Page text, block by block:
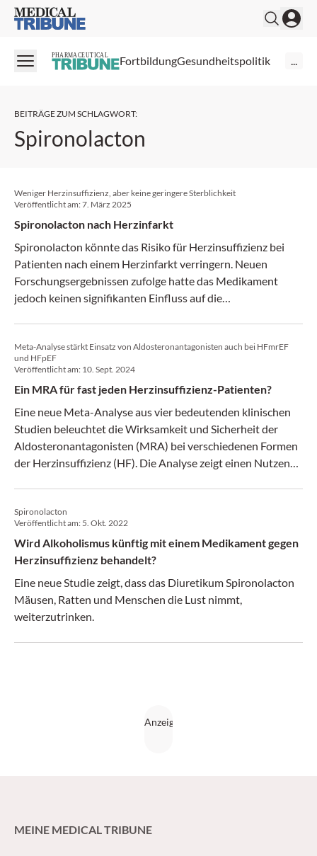
Medical Tribune
PHARMACEUTICAL FortbildungGesundheitspolitik ...
BEITRÄGE ZUM SCHLAGWORT:
Spironolacton
Weniger Herzinsuffizienz, aber keine geringere Sterblichkeit
Veröffentlicht am:7. März 2025
Spironolacton nach Herzinfarkt
Spironolacton könnte das Risiko für Herzinsuffizienz bei
Patienten nach einem Herzinfarkt verringern. Neuen
Forschungsergebnissen zufolge hatte das Medikament
jedoch keinen signifikanten Einfluss auf die
Meta-Analyse stärkt Einsatz von Aldosteronantagonisten auch bei HFmrEF
und HFpEF
Veröffentlicht am: 10. Sept. 2024
Ein MRA für fast jeden Herzinsuffizienz-Patienten?
Eine neue Meta-Analyse aus vier bedeutenden klinischen
Studien beleuchtet die Wirksamkeit und Sicherheit der
Aldosteronantagonisten (MRA) bei verschiedenen Formen
der Herzinsuffizienz (HF). Die Analyse zeigt einen Nutzen
Spironolacton
Veröffentlicht am: 5. Okt. 2022
Wird Alkoholismus künftig mit einem Medikament gegen
Herzinsuffizienz behandelt?
Eine neue Studie zeigt, dass das Diuretikum Spironolacton
Mäusen, Ratten und Menschen die Lust nimmt,
weiterzutrinken.
MEINE MEDICAL TRIBUNE